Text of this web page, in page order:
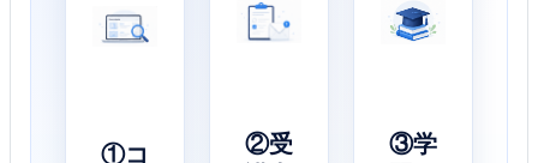
①コ
②受
③学